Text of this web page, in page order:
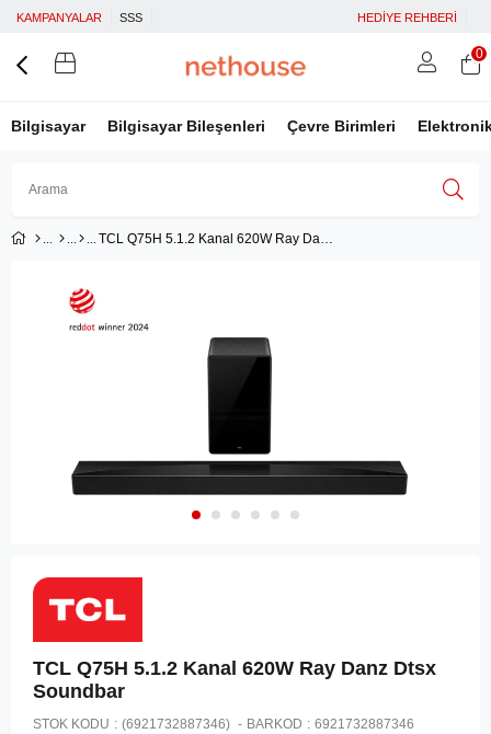
KAMPANYALAR SSS HEDİYE REHBERİ
Bilgisayar Bilgisayar Bileşenleri Çevre Birimleri
Üye Girişi Facebook İle Bağlan
0
TCL Q75H 5.1.2 Kanal 620W Ray Danz Dtsx Soundbar
TCL Q75H 5.1.2 Kanal 620W Ray Danz Dtsx
Soundbar
STOK KODU (6921732887346) BARKOD : 6921732887346